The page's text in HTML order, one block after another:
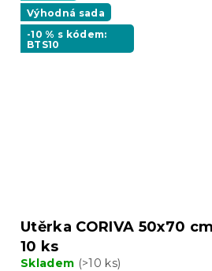
Výhodná sada
-10 % s kódem:
BTS10
Utěrka CORIVA 50x70
10 ks
Skladem (>10 ks)